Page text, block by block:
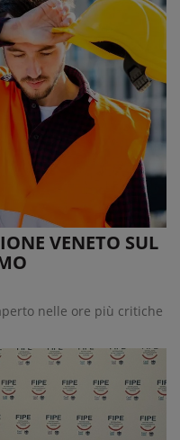
VENETO SUL
nelle ore più critiche